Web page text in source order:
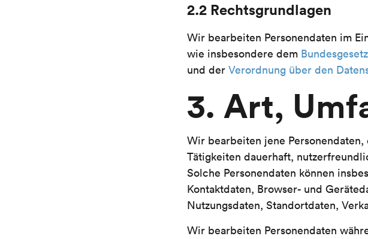
2.2 Rechtsgrundlagen
Wir bearbeiten Personendaten im
wie insbesondere dem
und der Verordnung über den
3. Art,
Wir bearbeiten jene Personendaten,
Tätigkeiten dauerhaft,
Solche Personendaten können
Kontaktdaten, Browser- und
Nutzungsdaten, Standortdaten,
Wir bearbeiten Personendaten